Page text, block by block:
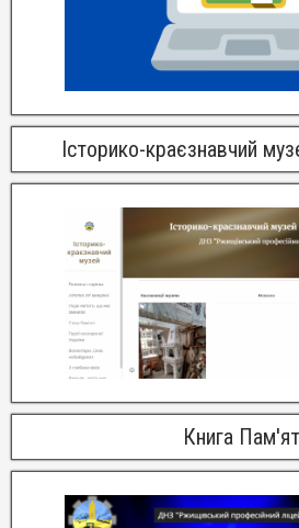
Історико-краєзнавчий
Книга